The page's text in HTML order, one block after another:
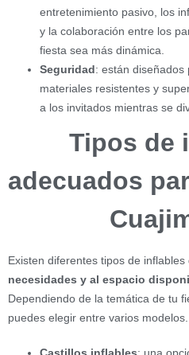
entretenimiento pasivo, los
y la colaboración entre los
fiesta sea más dinámica.
Seguridad: están diseñados
materiales resistentes y
a los invitados mientras se
Tipos de
adecuados
Existen diferentes tipos de
necesidades y al espacio
Dependiendo de la temática de tu
puedes elegir entre varios modelos.
Castillos inflables: una